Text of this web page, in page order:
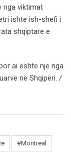
nga viktimat
ishte ish-shefi i
shqiptare e
ai ështe një nga
në Shqipëri. /
#Montreal